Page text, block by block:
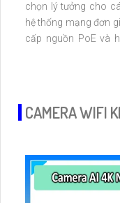
chọn lý tưởng cho
hệ thống mạng đơn giản,
cấp nguồn PoE và
nghệ 8K và hỗ trợ IP
CAMERA WIFI